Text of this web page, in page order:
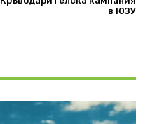
в ЮЗУ